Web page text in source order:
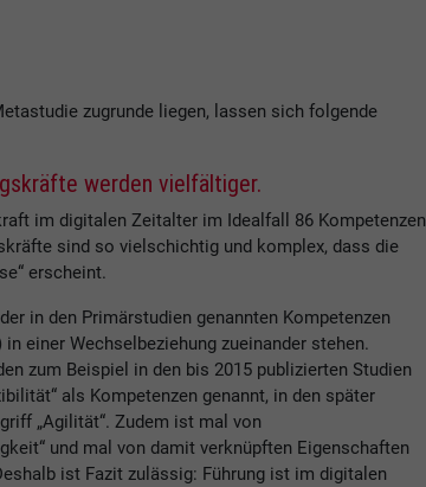
zugrunde liegen, lassen sich folgende
werden vielfältiger.
im digitalen Zeitalter im Idealfall 86 Kompetenzen
sind so vielschichtig und komplex, dass die
erscheint.
in den Primärstudien genannten Kompetenzen
einer Wechselbeziehung zueinander stehen.
zum Beispiel in den bis 2015 publizierten Studien
als Kompetenzen genannt, in den später
„Agilität“. Zudem ist mal von
und mal von damit verknüpften Eigenschaften
ist Fazit zulässig: Führung ist im digitalen